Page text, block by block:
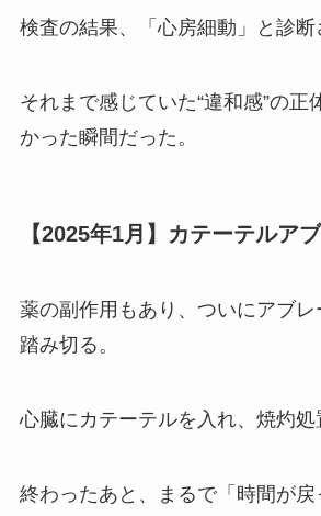
検査の結果、「心房細動」と診断
それまで感じていた“違和感”の正
かった瞬間だった。
【2025年1月】カテーテルア
薬の副作用もあり、ついにアブ
踏み切る。
心臓にカテーテルを入れ、焼灼処
終わったあと、まるで「時間が戻